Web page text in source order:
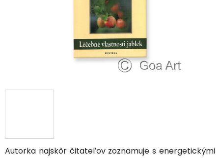
Autorka najskôr čitateľov zoznamuje s energetickými